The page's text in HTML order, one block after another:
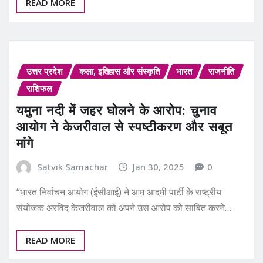
READ MORE
उत्तर प्रदेश कला, इतिहास और संस्कृति भारत
राजनीति
राशिफल
यमुना नदी में जहर घोलने के आरोप: चुनाव
आयोग ने केजरीवाल से स्पष्टीकरण और सबूत
मांगे
Satvik Samachar Jan 30, 2025 0
“भारत निर्वाचन आयोग (ईसीआई) ने आम आदमी पार्टी के राष्ट्रीय
संयोजक अरविंद केजरीवाल को अपने उस आरोप को साबित करने…
READ MORE